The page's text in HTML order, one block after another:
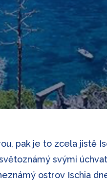
pak je to zcela jistě
svými
ostrov Ischia